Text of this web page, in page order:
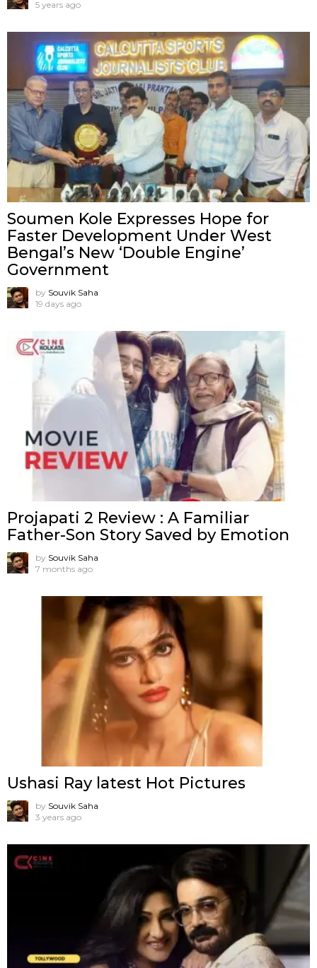
5 years ago
Soumen Kole Expresses Hope for
Faster Development Under West
Bengal’s New ‘Double Engine’
Government
by Souvik Saha
19 days ago
Projapati 2 Review : A Familiar
Father-Son Story Saved by Emotion
by Souvik Saha
7 months ago
Ushasi Ray latest Hot Pictures
by Souvik Saha
3 years ago